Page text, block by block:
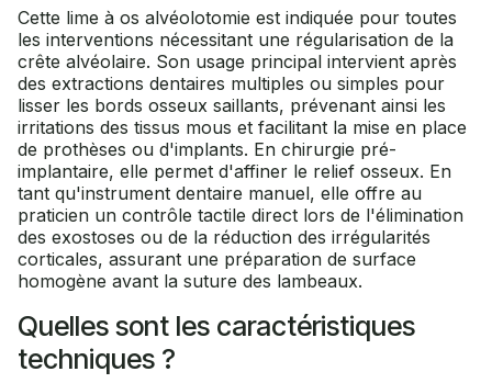
Cette lime à os alvéolotomie est indiquée pour toutes
les interventions nécessitant une régularisation de la
crête alvéolaire. Son usage principal intervient après
des extractions dentaires multiples ou simples pour
lisser les bords osseux saillants, prévenant ainsi les
irritations des tissus mous et facilitant la mise en place
de prothèses ou d'implants. En chirurgie pré-
implantaire, elle permet d'affiner le relief osseux. En
tant qu'instrument dentaire manuel, elle offre au
praticien un contrôle tactile direct lors de l'élimination
des exostoses ou de la réduction des irrégularités
corticales, assurant une préparation de surface
homogène avant la suture des lambeaux.
Quelles sont les caractéristiques
techniques ?